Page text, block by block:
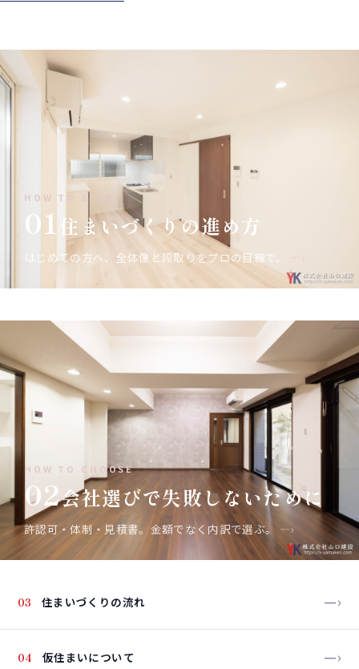
HOW TO START
01 住まいづくりの進め方
はじめての方へ、全体像と段取りをプロの目線で。 —›
HOW TO CHOOSE
02会社選びで失敗しないために
許認可・体制・見積書。金額でなく内訳で選ぶ。 —›
03 住まいづくりの流れ —›
04 仮住まいについて —›